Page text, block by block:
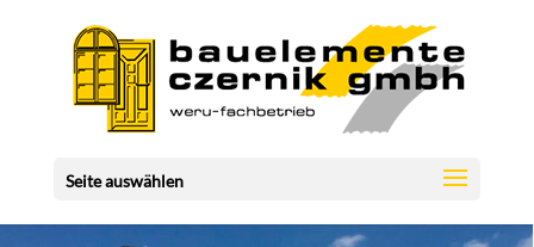
Seite auswählen